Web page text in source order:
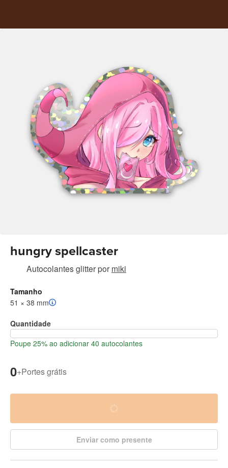
hungry spellcaster
Autocolantes glitterpor miki
Tamanho
51 × 38 mm
Quantidade
Poupe 25% ao adicionar 40 autocolantes
0+Portes grátis
Enviar como presente